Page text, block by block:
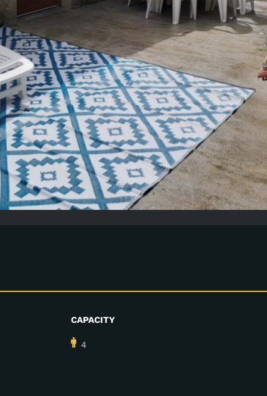
CAPACITY
4